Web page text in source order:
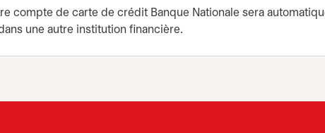
onglet
compte de carte de crédit Banque Nationale sera
une autre institution financière.